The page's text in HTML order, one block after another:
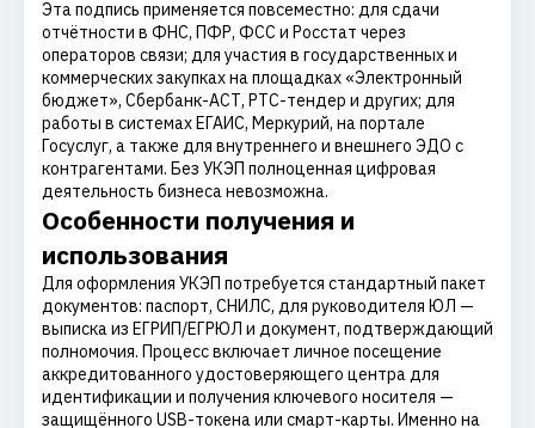
Эта подпись применяется повсеместно: для сдачи
отчётности в ФНС, ПФР, ФСС и Росстат через
операторов связи; для участия в государственных и
коммерческих закупках на площадках «Электронный
бюджет», Сбербанк-АСТ, РТС-тендер и других; для
работы в системах ЕГАИС, Меркурий, на портале
Госуслуг, а также для внутреннего и внешнего ЭДО с
контрагентами. Без УКЭП полноценная цифровая
деятельность бизнеса невозможна.
Особенности получения и
использования
Для оформления УКЭП потребуется стандартный пакет
документов: паспорт, СНИЛС, для руководителя ЮЛ —
выписка из ЕГРИП/ЕГРЮЛ и документ, подтверждающий
полномочия. Процесс включает личное посещение
аккредитованного удостоверяющего центра для
идентификации и получения ключевого носителя —
защищённого USB-токена или смарт-карты. Именно на